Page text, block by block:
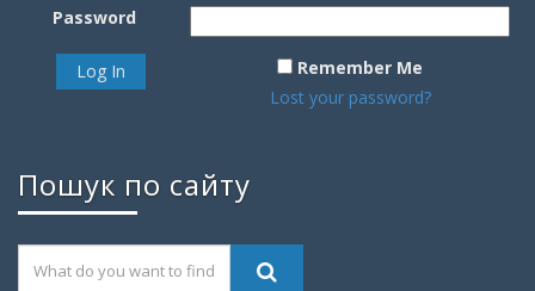
Password
Remember Me
Lost your password?
Пошук по сайту